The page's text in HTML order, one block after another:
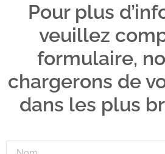
Pour plus
veuillez
formulaire,
chargerons de
dans les plus